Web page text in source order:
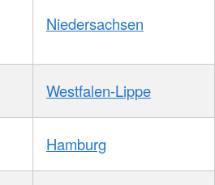
Niedersachsen
Westfalen-Lippe
Hamburg